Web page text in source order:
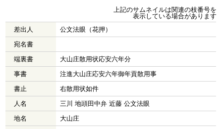
上記のサムネイルは関連の枝番号を
表示している場合があります
差出人
公文法眼（花押）
宛名書
端裏書
大山庄散用状応安六年分
事書
注進大山庄応安六年御年貢散用事
書止
右散用状如件
人名
三川 地頭田中弁 近藤 公文法眼
地名
大山庄